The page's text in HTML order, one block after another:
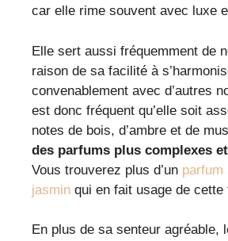
car elle rime souvent avec luxe
Elle sert aussi fréquemment de
raison de sa facilité à
convenablement avec d’autres
est donc fréquent qu’elle soit
notes de bois, d’ambre et de
des parfums plus complexes
Vous trouverez plus d’un parfum
jasmin qui en fait usage de cette
En plus de sa senteur agréable,